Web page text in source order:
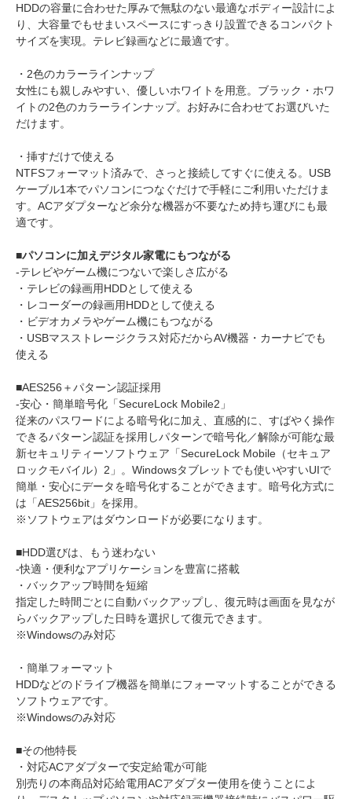
HDDの容量に合わせた厚みで無駄のない最適なボディー設計によ
り、大容量でもせまいスペースにすっきり設置できるコンパクト
サイズを実現。テレビ録画などに最適です。
・2色のカラーラインナップ
女性にも親しみやすい、優しいホワイトを用意。ブラック・ホワ
イトの2色のカラーラインナップ。お好みに合わせてお選びいた
だけます。
・挿すだけで使える
NTFSフォーマット済みで、さっと接続してすぐに使える。USB
ケーブル1本でパソコンにつなぐだけで手軽にご利用いただけま
す。ACアダプターなど余分な機器が不要なため持ち運びにも最
適です。
■パソコンに加えデジタル家電にもつながる
-テレビやゲーム機につないで楽しさ広がる
・テレビの録画用HDDとして使える
・レコーダーの録画用HDDとして使える
・ビデオカメラやゲーム機にもつながる
・USBマスストレージクラス対応だからAV機器・カーナビでも
使える
■AES256＋パターン認証採用
-安心・簡単暗号化「SecureLock Mobile2」
従来のパスワードによる暗号化に加え、直感的に、すばやく操作
できるパターン認証を採用しパターンで暗号化／解除が可能な最
新セキュリティーソフトウェア「SecureLock Mobile（セキュア
ロックモバイル）2」。Windowsタブレットでも使いやすいUIで
簡単・安心にデータを暗号化することができます。暗号化方式に
は「AES256bit」を採用。
※ソフトウェアはダウンロードが必要になります。
■HDD選びは、もう迷わない
-快適・便利なアプリケーションを豊富に搭載
・バックアップ時間を短縮
指定した時間ごとに自動バックアップし、復元時は画面を見なが
らバックアップした日時を選択して復元できます。
※Windowsのみ対応
・簡単フォーマット
HDDなどのドライブ機器を簡単にフォーマットすることができる
ソフトウェアです。
※Windowsのみ対応
■その他特長
・対応ACアダプターで安定給電が可能
別売りの本商品対応給電用ACアダプター使用を使うことによ